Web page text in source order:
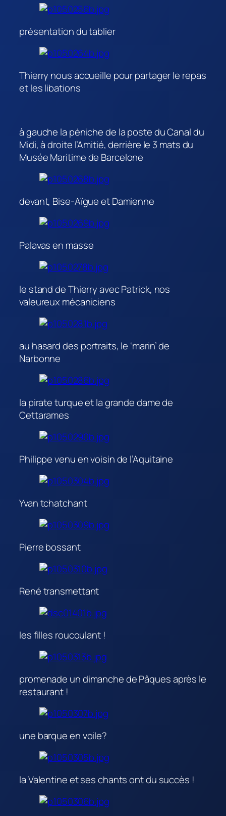
présentation du tablier
Thierry nous accueille pour partager le repas
et les libations
à gauche la péniche de la poste du Canal du
Midi, à droite l’Amitié, derrière le 3 mats du
Musée Maritime de Barcelone
devant, Bise-Aïgue et Damienne
Palavas en masse
le stand de Thierry avec Patrick, nos
valeureux mécaniciens
au hasard des portraits, le ‘marin’ de
Narbonne
la pirate turque et la grande dame de
Cettarames
Philippe venu en voisin de l’Aquitaine
Yvan tchatchant
Pierre bossant
René transmettant
les filles roucoulant !
promenade un dimanche de Pâques après le
restaurant !
une barque en voile?
la Valentine et ses chants ont du succès !